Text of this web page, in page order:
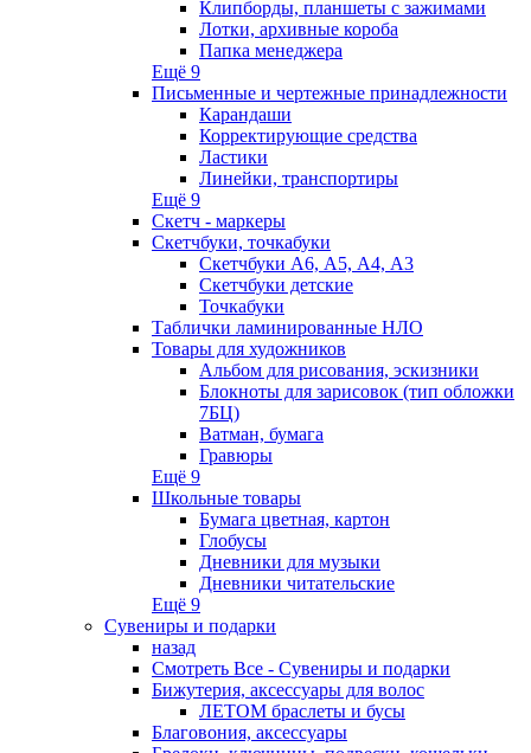
Клипборды, планшеты с зажимами
Лотки, архивные короба
Папка менеджера
Ещё 9
Письменные и чертежные принадлежности
Карандаши
Корректирующие средства
Ластики
Линейки, транспортиры
Ещё 9
Скетч - маркеры
Скетчбуки, точкабуки
Скетчбуки А6, А5, А4, А3
Скетчбуки детские
Точкабуки
Таблички ламинированные НЛО
Товары для художников
Альбом для рисования, эскизники
Блокноты для зарисовок (тип обложки
7БЦ)
Ватман, бумага
Гравюры
Ещё 9
Школьные товары
Бумага цветная, картон
Глобусы
Дневники для музыки
Дневники читательские
Ещё 9
Сувениры и подарки
назад
Смотреть Все - Сувениры и подарки
Бижутерия, аксессуары для волос
ЛЕТОМ браслеты и бусы
Благовония, аксессуары